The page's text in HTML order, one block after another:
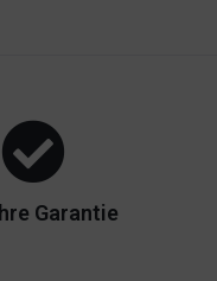
Garantie